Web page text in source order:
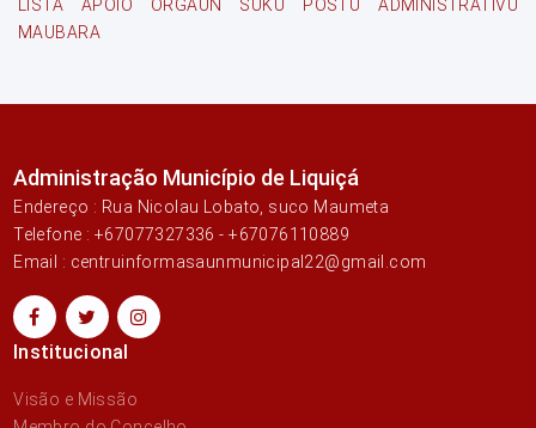
LISTA APOIO ORGAUN SUKU POSTU ADMINISTRATIVU
MAUBARA
Administração Município de Liquiçá
Endereço : Rua Nicolau Lobato, suco Maumeta
Telefone : +67077327336 - +67076110889
Email : centruinformasaunmunicipal22@gmail.com
Institucional
Visão e Missão